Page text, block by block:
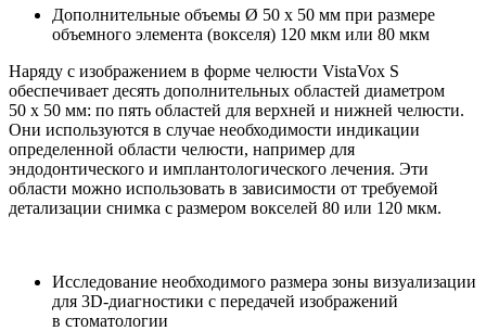
Дополнительные объемы Ø 50 x 50 мм при размере
объемного элемента (вокселя) 120 мкм или 80 мкм
Наряду с изображением в форме челюсти VistaVox S
обеспечивает десять дополнительных областей диаметром
50 x 50 мм: по пять областей для верхней и нижней челюсти.
Они используются в случае необходимости индикации
определенной области челюсти, например для
эндодонтического и имплантологического лечения. Эти
области можно использовать в зависимости от требуемой
детализации снимка с размером вокселей 80 или 120 мкм.
Исследование необходимого размера зоны визуализации
для 3D-диагностики с передачей изображений
в стоматологии